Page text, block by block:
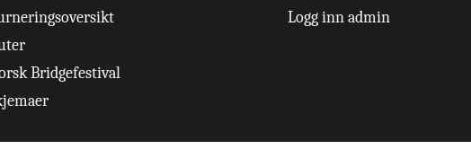
Bridgefestival
Logg inn admin